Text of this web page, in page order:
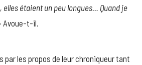
elles étaient un peu longues… Quand je
Avoue-t-il.
par les propos de leur chroniqueur tant